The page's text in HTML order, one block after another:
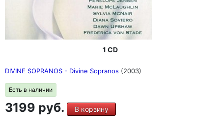
1 CD
DIVINE SOPRANOS - Divine Sopranos (2003)
Есть в наличии
3199 руб. В корзину